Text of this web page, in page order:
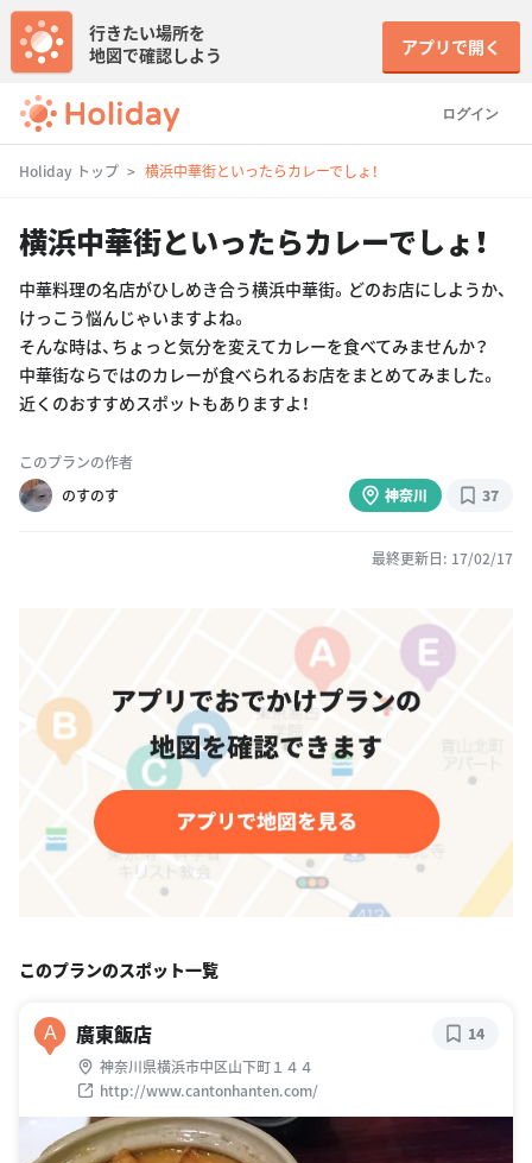
ログイン
行きたい場所を
地図で確認しよう
アプリで開く
Holiday トップ 横浜中華街といったらカレーでしょ！
横浜中華街といったらカレーでしょ！
中華料理の名店がひしめき合う横浜中華街。どのお店にしようか、
けっこう悩んじゃいますよね。
そんな時は、ちょっと気分を変えてカレーを食べてみませんか？
中華街ならではのカレーが食べられるお店をまとめてみました。
近くのおすすめスポットもありますよ！
このプランの作者
のすのす
神奈川 37
最終更新日: 17/02/17
このプランのスポット一覧
A 廣東飯店
神奈川県横浜市中区山下町１４４
http://www.cantonhanten.com/
14